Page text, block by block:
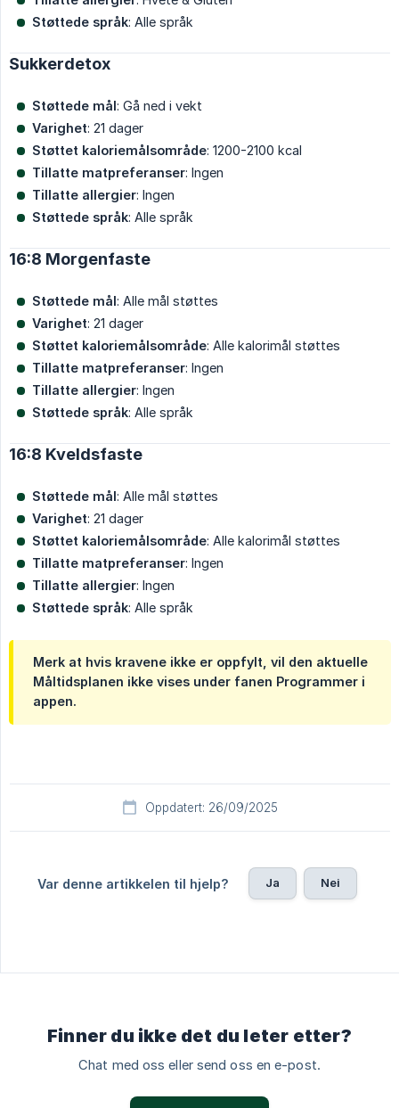
Støttede språk: Alle språk
Sukkerdetox
Støttede mål: Gå ned i vekt
Varighet: 21 dager
Støttet kaloriemålsområde: 1200-2100 kcal
Tillatte matpreferanser: Ingen
Tillatte allergier: Ingen
Støttede språk: Alle språk
16:8 Morgenfaste
Støttede mål: Alle mål støttes
Varighet: 21 dager
Støttet kaloriemålsområde: Alle kalorimål støttes
Tillatte matpreferanser: Ingen
Tillatte allergier: Ingen
Støttede språk: Alle språk
16:8 Kveldsfaste
Støttede mål: Alle mål støttes
Varighet: 21 dager
Støttet kaloriemålsområde: Alle kalorimål støttes
Tillatte matpreferanser: Ingen
Tillatte allergier: Ingen
Støttede språk: Alle språk
Merk at hvis kravene ikke er oppfylt, vil den aktuelle
Måltidsplanen ikke vises under fanen Programmer i
appen.
Oppdatert: 26/09/2025
Var denne artikkelen til hjelp? Ja Nei
Finner du ikke det du leter etter?
Chat med oss eller send oss en e-post.